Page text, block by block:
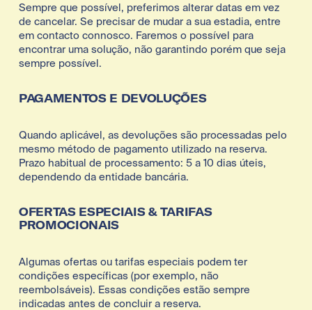
Sempre que possível, preferimos alterar datas em vez
de cancelar. Se precisar de mudar a sua estadia, entre
em contacto connosco. Faremos o possível para
encontrar uma solução, não garantindo porém que seja
sempre possível.
PAGAMENTOS E DEVOLUÇÕES
Quando aplicável, as devoluções são processadas pelo
mesmo método de pagamento utilizado na reserva.
Prazo habitual de processamento: 5 a 10 dias úteis,
dependendo da entidade bancária.
OFERTAS ESPECIAIS & TARIFAS
PROMOCIONAIS
Algumas ofertas ou tarifas especiais podem ter
condições específicas (por exemplo, não
reembolsáveis). Essas condições estão sempre
indicadas antes de concluir a reserva.